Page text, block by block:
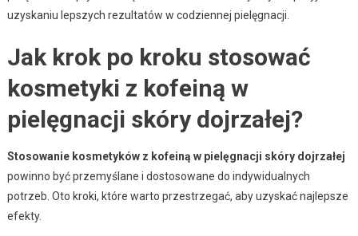
uzyskaniu lepszych rezultatów w codziennej pielęgnacji.
Jak krok po kroku stosować
kosmetyki z kofeiną w
pielęgnacji skóry dojrzałej?
Stosowanie kosmetyków z kofeiną w pielęgnacji skóry dojrzałej
powinno być przemyślane i dostosowane do indywidualnych
potrzeb. Oto kroki, które warto przestrzegać, aby uzyskać najlepsze
efekty.